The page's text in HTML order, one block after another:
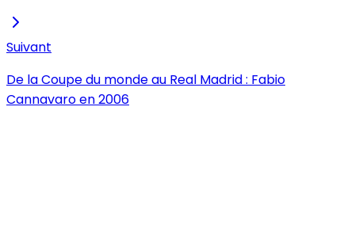
Suivant
De la Coupe du monde au Real Madrid : Fabio
Cannavaro en 2006